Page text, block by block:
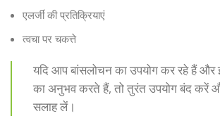
एलर्जी की प्रतिक्रियाएं
त्वचा पर चकत्ते
यदि आप बांसलोचन का उपयोग कर रहे हैं
का अनुभव करते हैं, तो तुरंत उपयोग बंद करें
सलाह लें।